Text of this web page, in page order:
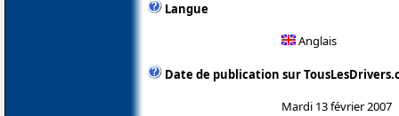
Langue
Anglais
Date de publication sur
Mardi 13 février 2007